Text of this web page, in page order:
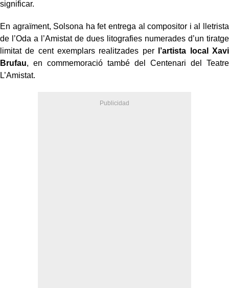
significar.
En agraïment, Solsona ha fet entrega al compositor i al lletrista
de l’Oda a l’Amistat de dues litografies numerades d’un tiratge
limitat de cent exemplars realitzades per
l’artista local Xavi
Brufau, en commemoració també del Centenari del Teatre
L’Amistat.